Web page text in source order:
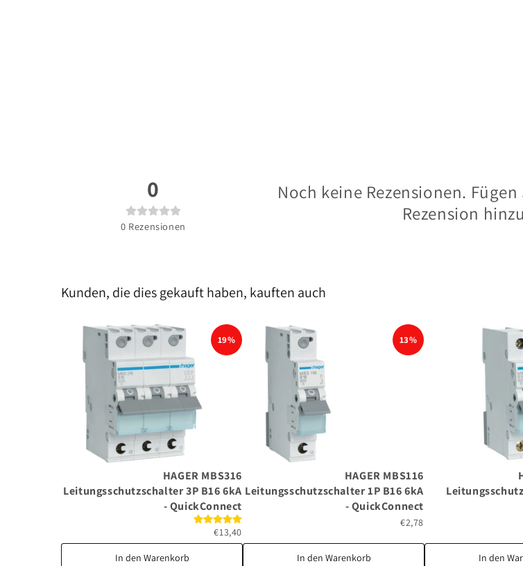
0
0 Rezensionen
Noch keine Rezensionen.
Rezension
Kunden, die dies gekauft haben, kauften auch
19%
HAGER MBS316
Leitungsschutzschalter 3P B16 6kA
- QuickConnect
€13,40
In den Warenkorb
13%
HAGER MBS116
Leitungsschutzschalter 1P B16 6kA
- QuickConnect
€2,78
In den Warenkorb In den